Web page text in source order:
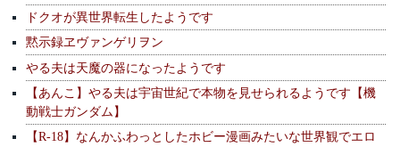
ドクオが異世界転生したようです
黙示録ヱヴァンゲリヲン
やる夫は天魔の器になったようです
【あんこ】やる夫は宇宙世紀で本物を見せられるようです【機
動戦士ガンダム】
【R-18】なんかふわっとしたホビー漫画みたいな世界観でエロ